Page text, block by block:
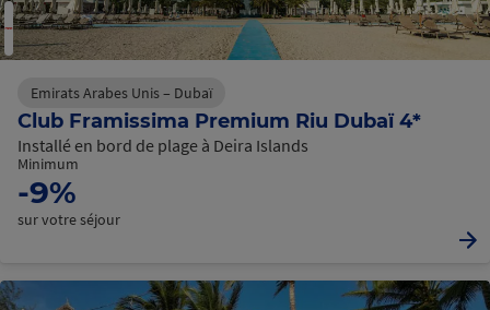
Emirats Arabes Unis – Dubaï
Club Framissima Premium Riu Dubaï 4*
Installé en bord de plage à Deira Islands
Minimum
-9%
sur votre séjour